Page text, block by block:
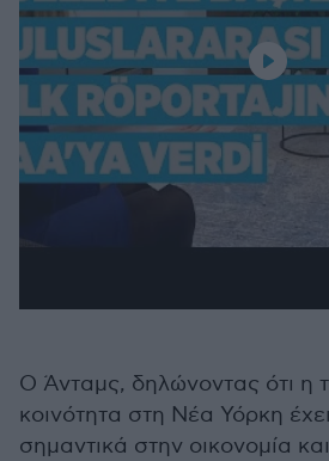
Ο Άνταμς, δηλώνοντας ότι η
κοινότητα στη Νέα Υόρκη
σημαντικά στην οικονομία